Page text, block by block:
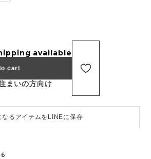
available
cart
まいの方向け
なるアイテムをLINEに保存